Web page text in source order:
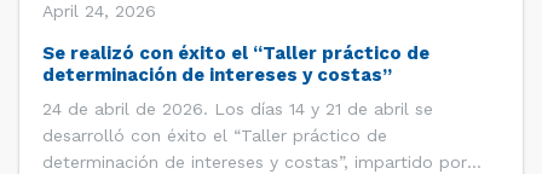
April 24, 2026
Se realizó con éxito el “Taller práctico de
determinación de intereses y costas”
24 de abril de 2026. Los días 14 y 21 de abril se
desarrolló con éxito el “Taller práctico de
determinación de intereses y costas”, impartido por